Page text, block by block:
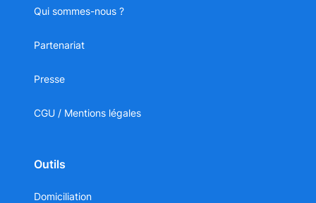
Qui sommes-nous ?
Partenariat
Presse
CGU / Mentions légales
Outils
Domiciliation